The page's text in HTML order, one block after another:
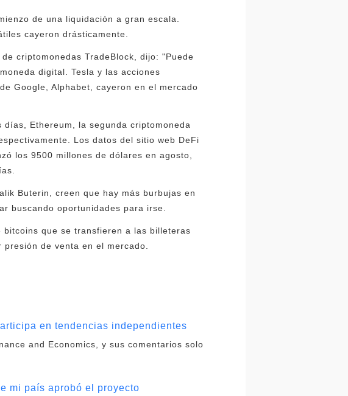
de una liquidación a gran escala.
cayeron drásticamente.
criptomonedas TradeBlock, dijo: "Puede
digital. Tesla y las acciones
Google, Alphabet, cayeron en el mercado
Ethereum, la segunda criptomoneda
Los datos del sitio web DeFi
los 9500 millones de dólares en agosto,
Buterin, creen que hay más burbujas en
buscando oportunidades para irse.
que se transfieren a las billeteras
de venta en el mercado.
en tendencias independientes
and Economics, y sus comentarios solo
mi país aprobó el proyecto